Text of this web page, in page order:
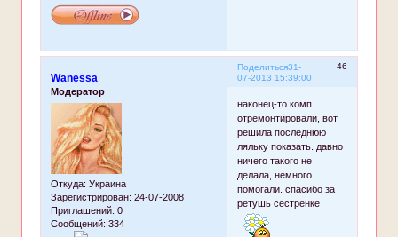
Поделиться 46
31-
07-2013 15:39:00
Wanessa
Модератор
Откуда: Украина
Зарегистрирован: 24-07-2008
Приглашений: 0
Сообщений: 334
наконец-то комп
отремонтировали, вот
решила последнюю
ляльку показать. давно
ничего такого не
делала, немного
помогали. спасибо за
ретушь сестренке